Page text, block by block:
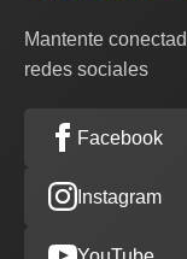
Mantente
redes sociales
Facebook
Instagram